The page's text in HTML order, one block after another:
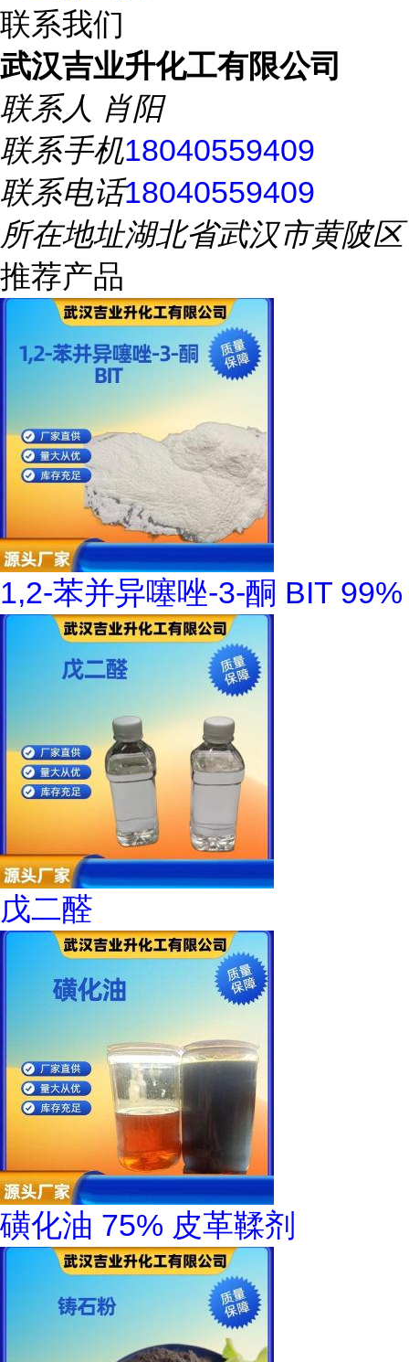
联系我们
武汉吉业升化工有限公司
联系人 肖阳
联系手机18040559409
联系电话18040559409
所在地址湖北省武汉市黄陂区
推荐产品
1,2-苯并异噻唑-3-酮 BIT 99%
戊二醛
磺化油 75% 皮革鞣剂